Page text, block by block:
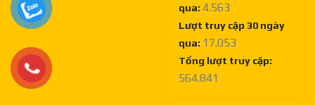
qua: 4.563
Lượt truy cập 30 ngày
qua: 17.053
Tổng lượt truy cập:
564.841